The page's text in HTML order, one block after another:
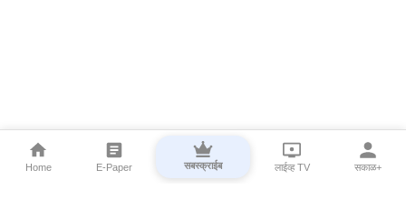
Home E-Paper सबस्क्राईब लाईव्ह TV सकाळ+